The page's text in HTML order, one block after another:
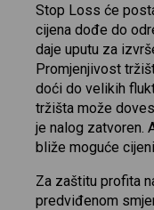
Stop Loss će
cijena dođe do
daje uputu za
Promjenjivost
doći do velikih
tržišta može
je nalog zatvoren.
bliže moguće
Za zaštitu profita
predviđenom